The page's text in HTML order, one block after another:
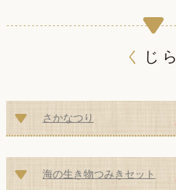
くじら
さかなつり
海の生き物つみきセット